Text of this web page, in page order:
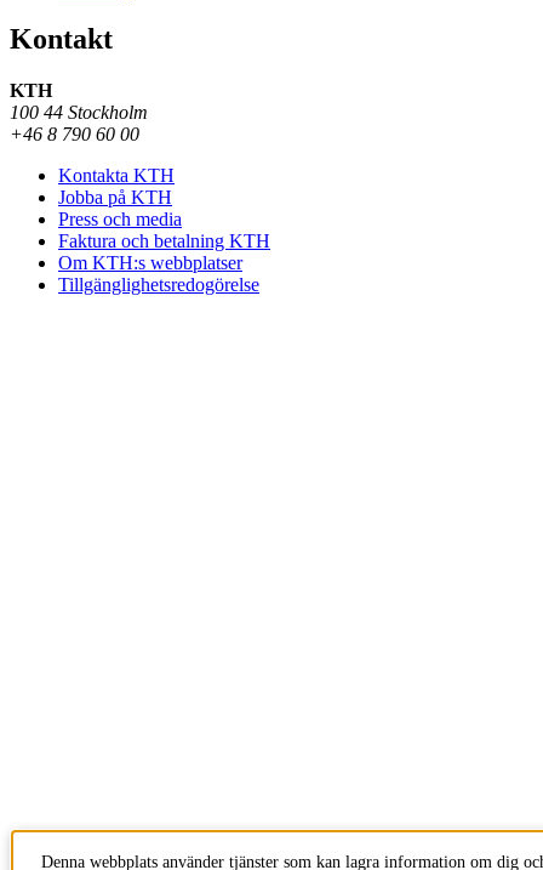
Kontakt
KTH
100 44 Stockholm
+46 8 790 60 00
Kontakta KTH
Jobba på KTH
Press och media
Faktura och betalning KTH
Om KTH:s webbplatser
Tillgänglighetsredogörelse
Denna webbplats använder tjänster som kan lagra information om dig